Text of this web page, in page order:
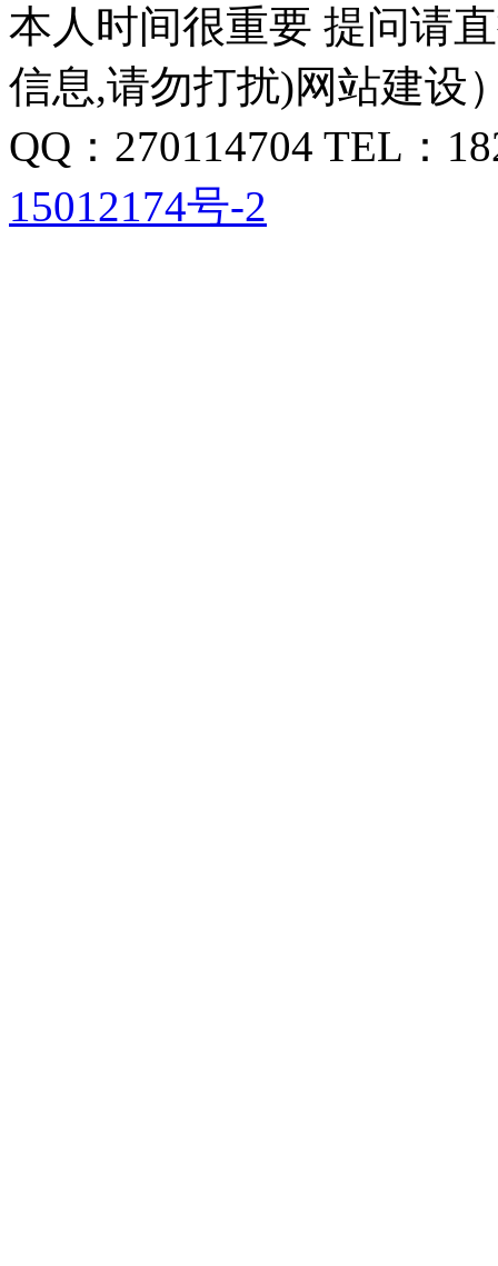
本人时间很重要 提问请
信息,请勿打扰)网站建设
QQ：270114704 TEL：
15012174号-2